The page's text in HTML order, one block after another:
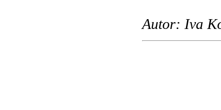
Autor: Iva